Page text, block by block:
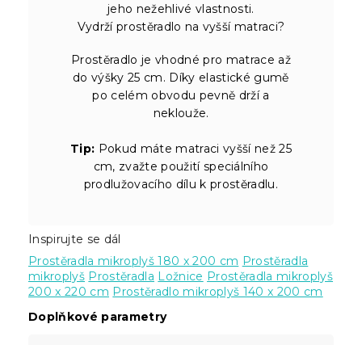
jeho nežehlivé vlastnosti.
Vydrží prostěradlo na vyšší matraci?
Prostěradlo je vhodné pro matrace až
do výšky 25 cm. Díky elastické gumě
po celém obvodu pevně drží a
neklouže.
Tip: Pokud máte matraci vyšší než 25
cm, zvažte použití speciálního
prodlužovacího dílu k prostěradlu.
Inspirujte se dál
Prostěradla mikroplyš 180 x 200 cm Prostěradla
mikroplyš Prostěradla Ložnice Prostěradla mikroplyš
200 x 220 cm Prostěradlo mikroplyš 140 x 200 cm
Doplňkové parametry